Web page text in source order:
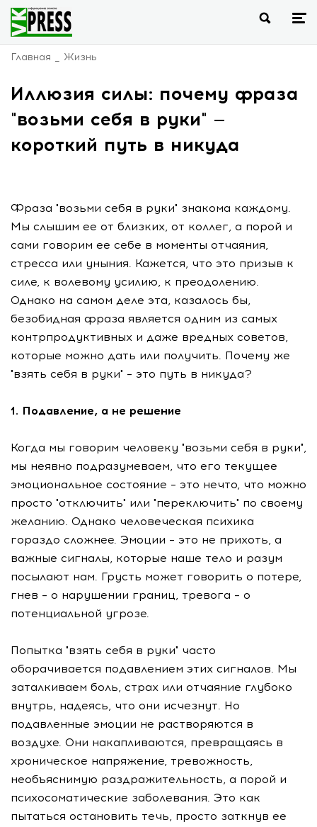
Главная Жизнь
Иллюзия силы: почему фраза
"возьми себя в руки" —
короткий путь в никуда
Фраза "возьми себя в руки" знакома каждому.
Мы слышим ее от близких, от коллег, а порой и
сами говорим ее себе в моменты отчаяния,
стресса или уныния. Кажется, что это призыв к
силе, к волевому усилию, к преодолению.
Однако на самом деле эта, казалось бы,
безобидная фраза является одним из самых
контрпродуктивных и даже вредных советов,
которые можно дать или получить. Почему же
"взять себя в руки" – это путь в никуда?
1. Подавление, а не решение
Когда мы говорим человеку "возьми себя в руки",
мы неявно подразумеваем, что его текущее
эмоциональное состояние – это нечто, что можно
просто "отключить" или "переключить" по своему
желанию. Однако человеческая психика
гораздо сложнее. Эмоции – это не прихоть, а
важные сигналы, которые наше тело и разум
посылают нам. Грусть может говорить о потере,
гнев – о нарушении границ, тревога – о
потенциальной угрозе.
Попытка "взять себя в руки" часто
оборачивается подавлением этих сигналов. Мы
заталкиваем боль, страх или отчаяние глубоко
внутрь, надеясь, что они исчезнут. Но
подавленные эмоции не растворяются в
воздухе. Они накапливаются, превращаясь в
хроническое напряжение, тревожность,
необъяснимую раздражительность, а порой и
психосоматические заболевания. Это как
пытаться остановить течь, просто заткнув ее